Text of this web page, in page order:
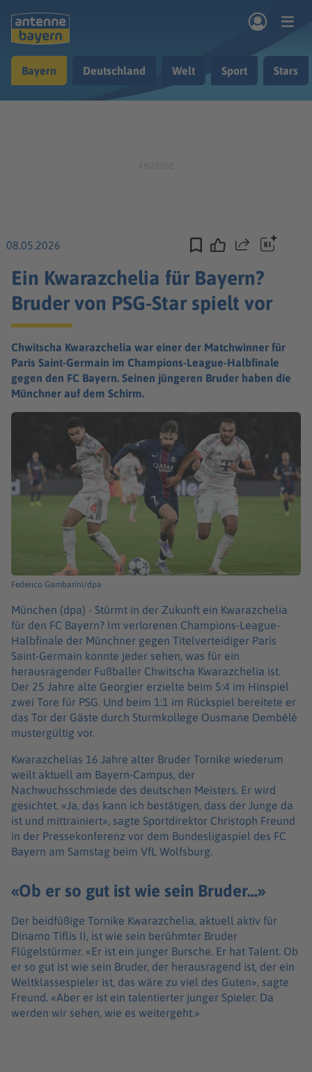
Musik & Radio
Bayern Deutschland Welt Sport Stars
08.05.2026 Teilen
Ein Kwarazchelia für Bayern?
Bruder von PSG-Star spielt vor
Chwitscha Kwarazchelia war einer der Matchwinner für
Paris Saint-Germain im Champions-League-Halbfinale
gegen den FC Bayern. Seinen jüngeren Bruder haben die
Münchner auf dem Schirm.
Federico Gambarini/dpa
München (dpa) - Stürmt in der Zukunft ein Kwarazchelia
für den FC Bayern? Im verlorenen Champions-League-
Halbfinale der Münchner gegen Titelverteidiger Paris
Saint-Germain konnte jeder sehen, was für ein
herausragender Fußballer Chwitscha Kwarazchelia ist.
Der 25 Jahre alte Georgier erzielte beim 5:4 im Hinspiel
zwei Tore für PSG. Und beim 1:1 im Rückspiel bereitete er
das Tor der Gäste durch Sturmkollege Ousmane Dembélé
mustergültig vor.
Kwarazchelias 16 Jahre alter Bruder Tornike wiederum
weilt aktuell am Bayern-Campus, der
Nachwuchsschmiede des deutschen Meisters. Er wird
gesichtet. «Ja, das kann ich bestätigen, dass der Junge da
ist und mittrainiert», sagte Sportdirektor Christoph Freund
in der Pressekonferenz vor dem Bundesligaspiel des FC
Bayern am Samstag beim VfL Wolfsburg.
«Ob er so gut ist wie sein Bruder...»
Der beidfüßige Tornike Kwarazchelia, aktuell aktiv für
Dinamo Tiflis II, ist wie sein berühmter Bruder
Flügelstürmer. «Er ist ein junger Bursche. Er hat Talent. Ob
er so gut ist wie sein Bruder, der herausragend ist, der ein
Weltklassespieler ist, das wäre zu viel des Guten», sagte
Freund. «Aber er ist ein talentierter junger Spieler. Da
werden wir sehen, wie es weitergeht.»